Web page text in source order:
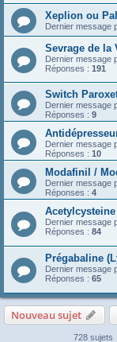
Xeplion ou
Dernier message
Sevrage de la
Dernier message
Réponses : 191
Switch
Dernier message
Réponses : 9
Dernier message
Réponses : 10
Modafinil /
Dernier message
Réponses : 4
Dernier message
Réponses : 84
Prégabaline
Dernier message
Réponses : 65
Nouveau sujet
728 sujets